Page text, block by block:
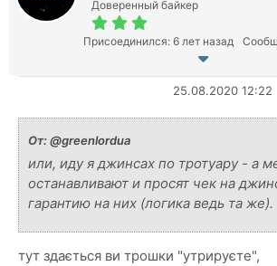
Доверенный байкер
Присоединился: 6 лет назад
25.08.2020 12:22
От:@greenlordua
или, иду я джинсах по тротуару - а
останавливают и просят чек на
гарантию на них (логика ведь та же).
тут здається ви трошки "утрируєте",